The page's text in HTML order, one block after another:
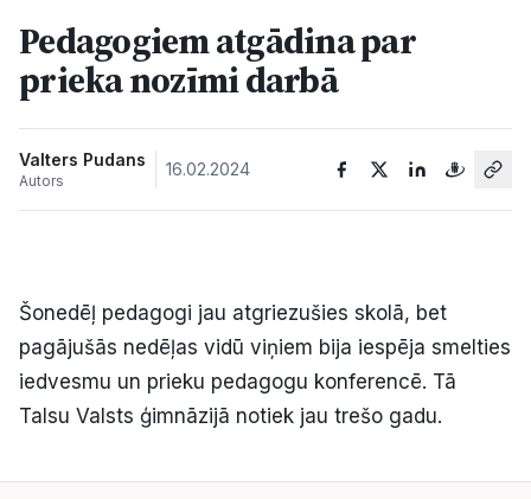
Ziņas
Kultūra
Bizness
Video
Pedagogiem atgādina par
prieka nozīmi darbā​
Valters Pudans
Autors
16.02.2024
Šonedēļ pedagogi jau atgriezušies skolā, bet
pagājušās nedēļas vidū viņiem bija iespēja smelties
iedvesmu un prieku pedagogu konferencē. Tā
Talsu Valsts ģimnāzijā notiek jau trešo gadu.